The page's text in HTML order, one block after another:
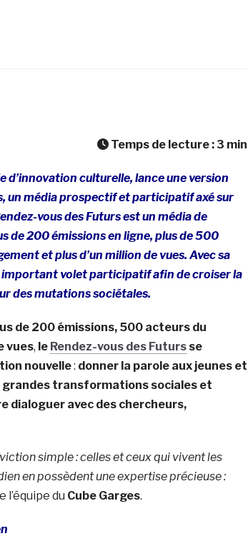
Temps de lecture : 3 min
d’innovation culturelle, lance une version
un média prospectif et participatif axé sur
vous des Futurs est un média de
de 200 émissions en ligne, plus de 500
et plus d’un million de vues. Avec sa
important volet participatif afin de croiser la
des mutations sociétales.
de 200 émissions, 500 acteurs du
vues, le Rendez-vous des Futursse
nouvelle: donner la parole aux jeunes et
transformations sociales et
dialoguer avec des chercheurs,
simple : celles et ceux qui vivent les
en possèdent une expertise précieuse :
l’équipe du Cube Garges.